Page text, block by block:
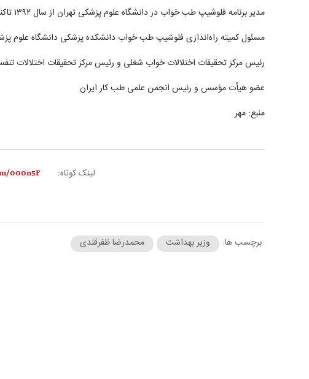
مدیر برنامه فلوشیپ طب خواب در دانشگاه علوم پزشکی تهران از سال ۱۳۹۲ تاکنون
مسئول کمیته راه‌اندازی فلوشیپ طب خواب دانشکده پزشکی دانشگاه علوم
رئیس مرکز تحقیقات اختلالات خواب شغلی و رئیس مرکز تحقیقات اختلالات
عضو هیأت مؤسس و رئیس انجمن علمی طب کار ایران
منبع: مهر
لینک کوتاه:
برچسب ها: وزیر بهداشت محمدرضا ظفرقندی